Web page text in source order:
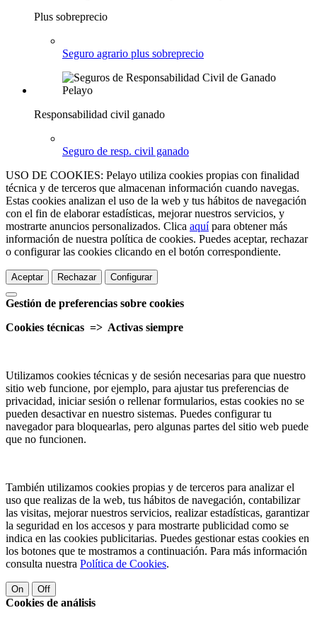
Plus sobreprecio
Seguro agrario plus sobreprecio
Responsabilidad civil ganado
Seguro de resp. civil ganado
USO DE COOKIES: Pelayo utiliza cookies propias con finalidad
técnica y de terceros que almacenan información cuando navegas.
Estas cookies analizan el uso de la web y tus hábitos de navegación
con el fin de elaborar estadísticas, mejorar nuestros servicios, y
mostrarte anuncios personalizados. Clica aquí para obtener más
información de nuestra política de cookies. Puedes aceptar, rechazar
o configurar las cookies clicando en el botón correspondiente.
Aceptar Rechazar Configurar
Gestión de preferencias sobre cookies
Cookies técnicas => Activas siempre
Utilizamos cookies técnicas y de sesión necesarias para que nuestro
sitio web funcione, por ejemplo, para ajustar tus preferencias de
privacidad, iniciar sesión o rellenar formularios, estas cookies no se
pueden desactivar en nuestro sistemas. Puedes configurar tu
navegador para bloquearlas, pero algunas partes del sitio web puede
que no funcionen.
También utilizamos cookies propias y de terceros para analizar el
uso que realizas de la web, tus hábitos de navegación, contabilizar
las visitas, mejorar nuestros servicios, realizar estadísticas, garantizar
la seguridad en los accesos y para mostrarte publicidad como se
indica en las cookies publicitarias. Puedes gestionar estas cookies en
los botones que te mostramos a continuación. Para más información
consulta nuestra Política de Cookies.
On Off
Cookies de análisis